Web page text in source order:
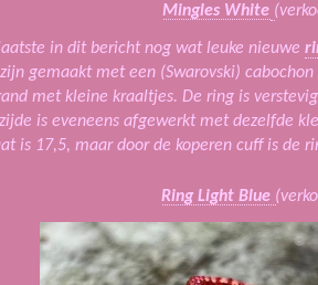
Mingles White
in dit bericht nog wat leuke nieuwe
gemaakt met een (Swarovski)
met kleine kraaltjes. De ring is
is eveneens afgewerkt met dezelfde
is 17,5, maar door de koperen cuff is de
Ring Light Blue